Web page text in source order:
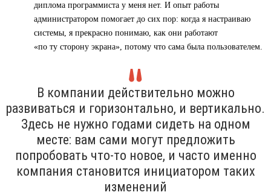
диплома программиста у меня нет. И опыт работы
администратором помогает до сих пор: когда я настраиваю
системы, я прекрасно понимаю, как они работают
«по ту сторону экрана», потому что сама была пользователем.
В компании действительно можно
развиваться и горизонтально, и вертикально.
Здесь не нужно годами сидеть на одном
месте: вам сами могут предложить
попробовать что-то новое, и часто именно
компания становится инициатором таких
изменений